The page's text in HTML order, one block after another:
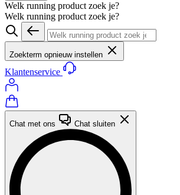
Welk running product zoek je?
Welk running product zoek je?
Zoekterm opnieuw instellen
Klantenservice
Chat met ons Chat sluiten